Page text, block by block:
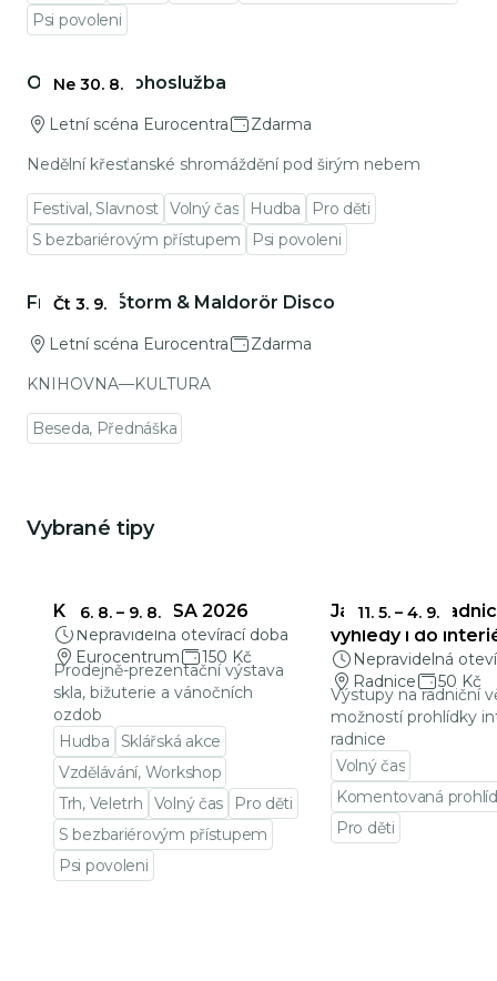
Psi povoleni
OPEN AIR bohoslužba
Letní scéna Eurocentra
Zdarma
Nedělní křesťanské shromáždění pod širým nebem
Festival, Slavnost Volný čas Hudba
Pro děti
S bezbariérovým přístupem
Psi povoleni
Ne 30. 8.
František Štorm & Maldorör Disco
Letní scéna Eurocentra
Zdarma
KNIHOVNA—KULTURA
Beseda, Přednáška
Čt 3. 9.
Vybrané tipy
6. 8. – 9. 8.
KŘEHKÁ KRÁSA 2026
Nepravidelná otevírací doba
Eurocentrum
150 Kč
Prodejně-prezentační výstava
skla, bižuterie a vánočních
ozdob
Hudba
Sklářská akce
Vzdělávání, Workshop
Trh, Veletrh
Volný čas
Pro děti
S bezbariérovým přístupem
Psi povoleni
11. 5. – 4. 9.
Jablonecká
výhledy i do
Nepravidelná
Radnice
50 Kč
Výstupy na radniční
možností prohlídky
radnice
Volný čas
Komentovaná
Pro děti